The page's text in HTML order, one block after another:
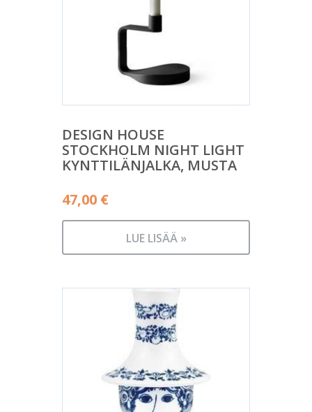
DESIGN HOUSE
STOCKHOLM NIGHT LIGHT
KYNTTILÄNJALKA, MUSTA
47,00 €
LUE LISÄÄ »